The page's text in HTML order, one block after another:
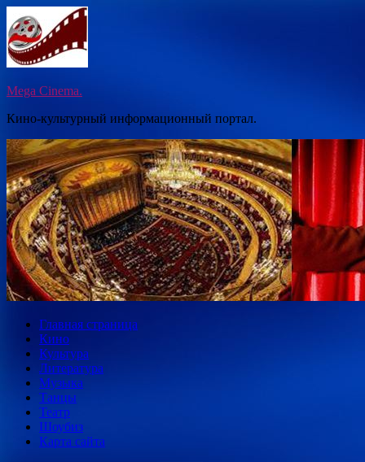
Перейти
к
содержимому
Mega Cinema.
Кино-культурный информационный портал.
Главная страница
Кино
Культура
Литература
Музыка
Танцы
Театр
Шоубиз
Карта сайта